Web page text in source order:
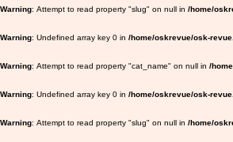
Warning : Attempt to read property "slug" on null in /home/
Warning : Undefined array key 0 in /home/oskrevue/osk-
Warning : Attempt to read property "cat_name" on null in /
Warning : Undefined array key 0 in /home/oskrevue/osk-
Warning : Attempt to read property "slug" on null in /home/